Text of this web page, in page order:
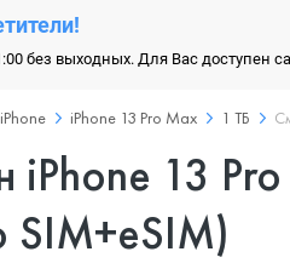
без выходных. Для Вас доступен
iPhone iPhone 13 Pro Max 1 ТБ
iPhone 13
SIM+eSIM)